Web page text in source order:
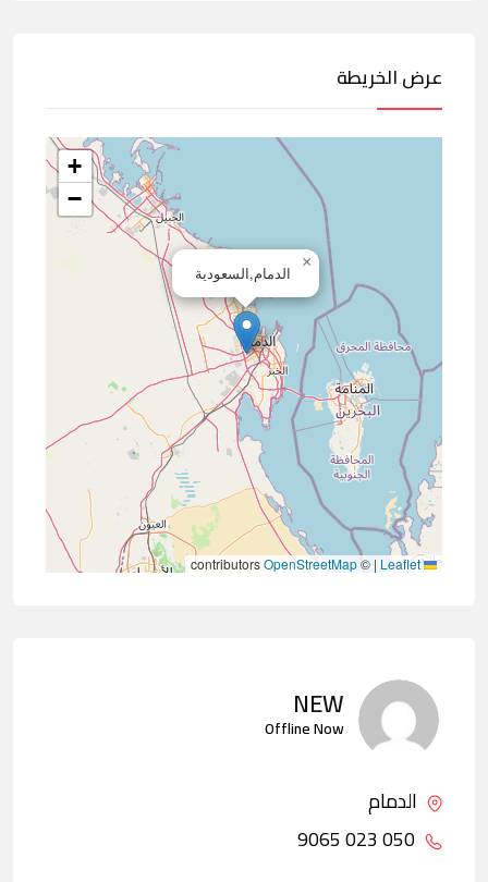
عرض الخريطة
الدمام,السعودية
×
+
−
Leaflet
|
©
OpenStreetMap
NEW
Offline Now
الدمام